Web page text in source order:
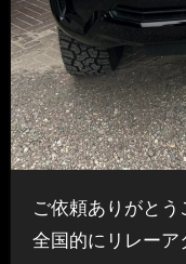
ご依頼ありがと
全国的にリレー